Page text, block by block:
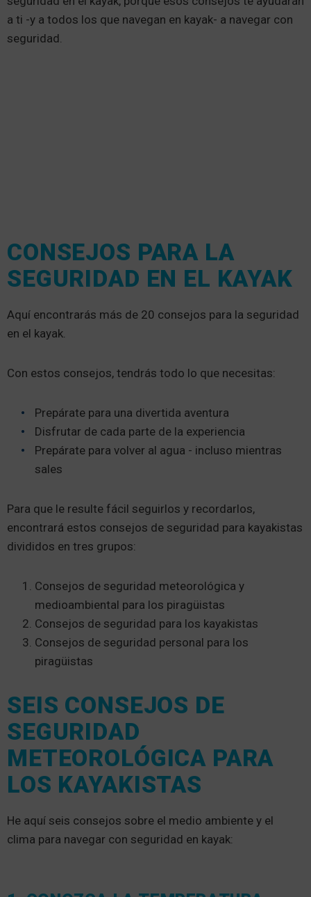
a ti -y a todos los que navegan en kayak- a navegar con
seguridad.
CONSEJOS PARA LA
SEGURIDAD EN EL KAYAK
Aquí encontrarás más de 20 consejos para la seguridad
en el kayak.
Con estos consejos, tendrás todo lo que necesitas:
Prepárate para una divertida aventura
Disfrutar de cada parte de la experiencia
Prepárate para volver al agua - incluso mientras
sales
Para que le resulte fácil seguirlos y recordarlos,
encontrará estos consejos de seguridad para kayakistas
divididos en tres grupos:
Consejos de seguridad meteorológica y
medioambiental para los piragüistas
Consejos de seguridad para los kayakistas
Consejos de seguridad personal para los
piragüistas
SEIS CONSEJOS DE
SEGURIDAD
METEOROLÓGICA PARA
LOS KAYAKISTAS
He aquí seis consejos sobre el medio ambiente y el
clima para navegar con seguridad en kayak: